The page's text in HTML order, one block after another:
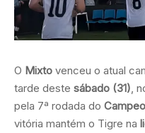
O Mixto venceu o atual
tarde deste sábado (31) ,
pela 7ª rodada do
vitória mantém o Tigre na